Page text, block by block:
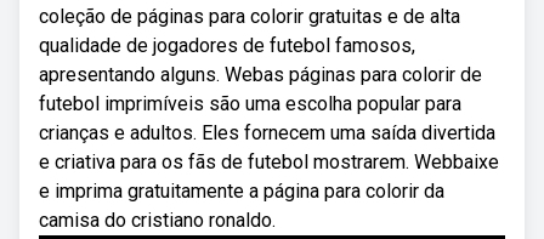
coleção de páginas para colorir gratuitas e de alta
qualidade de jogadores de futebol famosos,
apresentando alguns. Webas páginas para colorir de
futebol imprimíveis são uma escolha popular para
crianças e adultos. Eles fornecem uma saída divertida
e criativa para os fãs de futebol mostrarem. Webbaixe
e imprima gratuitamente a página para colorir da
camisa do cristiano ronaldo.